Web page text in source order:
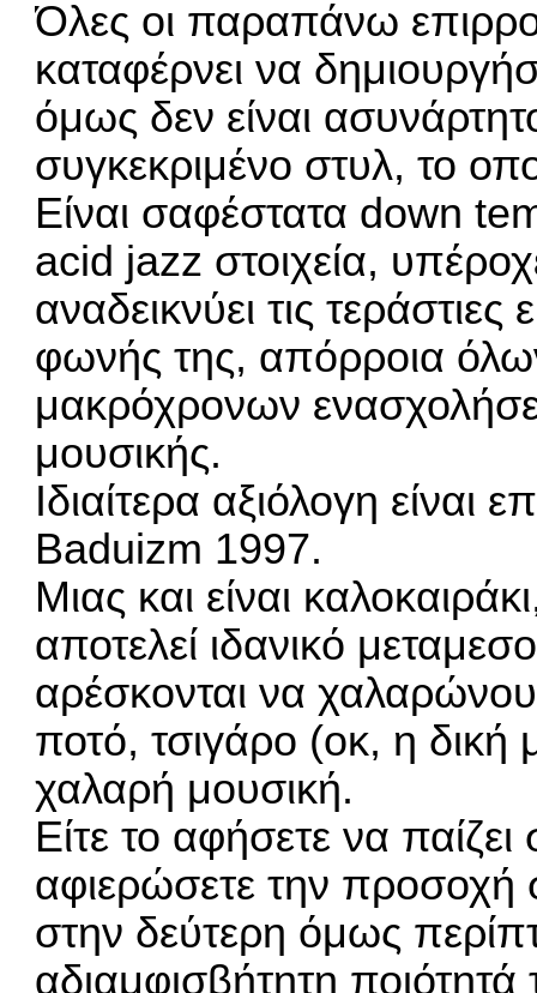
Όλες οι παραπάνω
καταφέρνει να
όμως δεν είναι
συγκεκριμένο στυλ, το
Είναι σαφέστατα down
acid jazz στοιχεία,
αναδεικνύει τις
φωνής της, απόρροια
μακρόχρονων
μουσικής.
Ιδιαίτερα αξιόλογη
Baduizm 1997.
Μιας και είναι
αποτελεί ιδανικό
αρέσκονται να
ποτό, τσιγάρο (οκ, η δική
χαλαρή μουσική.
Είτε το αφήσετε να
αφιερώσετε την
στην δεύτερη όμως
αδιαμφισβήτητη ποιότητά